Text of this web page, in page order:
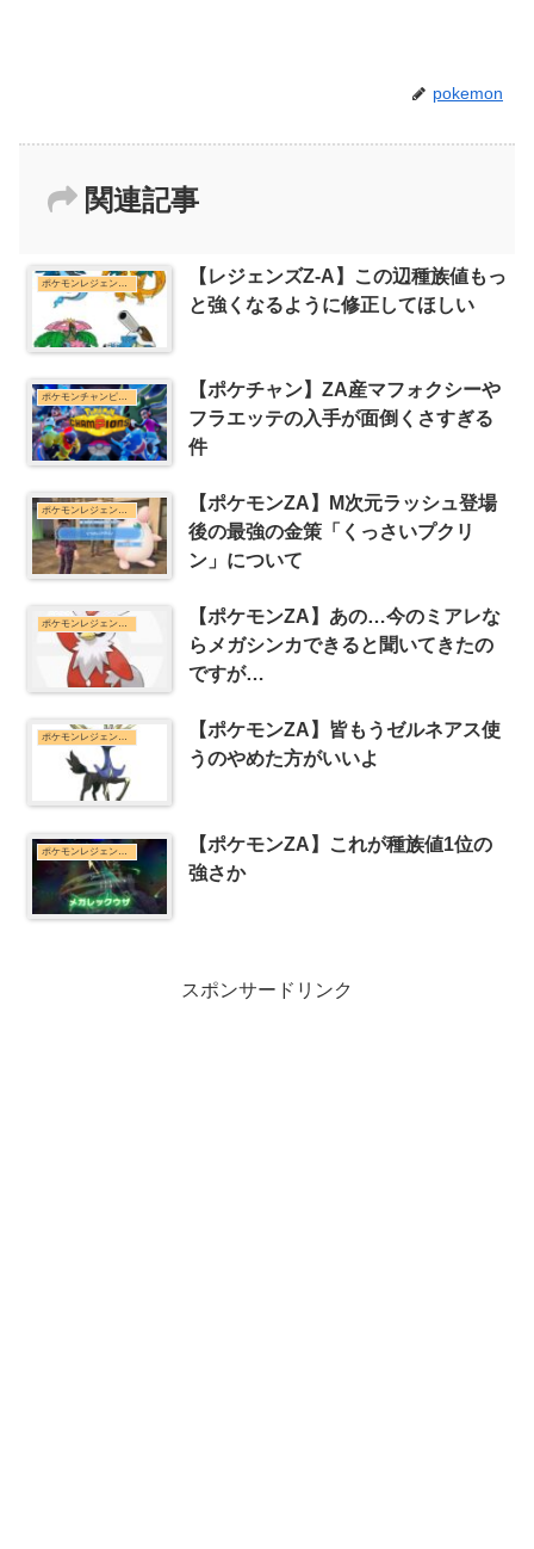
pokemon
関連記事
【レジェンズZ-A】この辺種族値もっ
と強くなるように修正してほしい
ポケモンチャンピオンズまとめ
【ポケチャン】ZA産マフォクシーや
フラエッテの入手が面倒くさすぎる
件
ポケモンレジェンズZ-Aまとめ
【ポケモンZA】M次元ラッシュ登場
後の最強の金策「くっさいプクリ
ン」について
ポケモンレジェンズZ-Aまとめ
【ポケモンZA】あの…今のミアレな
らメガシンカできると聞いてきたの
ですが…
ポケモンレジェンズZ-Aまとめ
【ポケモンZA】皆もうゼルネアス使
うのやめた方がいいよ
【ポケモンZA】これが種族値1位の
強さか
スポンサードリンク